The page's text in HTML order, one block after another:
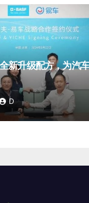
新升级配方，为汽
D